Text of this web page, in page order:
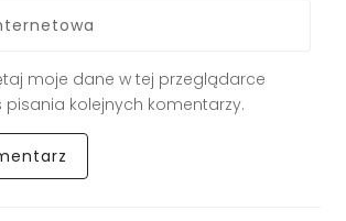
moje dane w tej przeglądarce
kolejnych komentarzy.